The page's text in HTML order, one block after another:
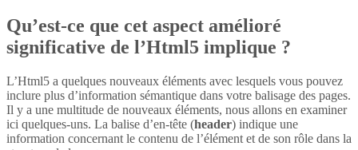
Qu’est-ce que cet aspect amélioré
significative de l’Html5 implique ?
L’Html5 a quelques nouveaux éléments avec lesquels vous pouvez
inclure plus d’information sémantique dans votre balisage des pages.
Il y a une multitude de nouveaux éléments, nous allons en examiner
ici quelques-uns. La balise d’en-tête (header) indique une
information concernant le contenu de l’élément et de son rôle dans la